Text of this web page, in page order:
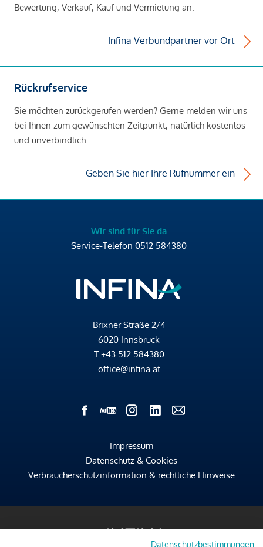
Bewertung, Verkauf, Kauf und Vermietung an.
Infina Verbundpartner vor Ort
Rückrufservice
Sie möchten zurückgerufen werden? Gerne melden wir uns
bei Ihnen zum gewünschten Zeitpunkt, natürlich kostenlos
und unverbindlich.
Geben Sie hier Ihre Rufnummer ein
Wir sind für Sie da
Service-Telefon 0512 584380
Brixner Straße 2/4
6020 Innsbruck
T +43 512 584380
office@infina.at
Impressum
Datenschutz & Cookies
Verbraucherschutzinformation & rechtliche Hinweise
Datenschutzbestimmungen